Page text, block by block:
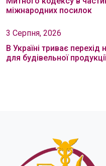
міжнародних посилок
3 Серпня, 2026
В Україні триває перехід
для будівельної